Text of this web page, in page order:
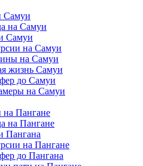
Самуи
на Самуи
Самуи
на Самуи
на Самуи
жизнь Самуи
до Самуи
на Самуи
на Пангане
на Пангане
Пангана
на Пангане
до Пангана